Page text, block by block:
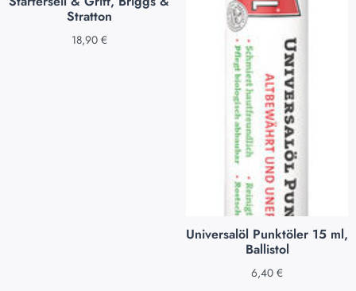
Stratton
18,90 €
Universalöl Punktöler 15 ml,
Ballistol
6,40 €